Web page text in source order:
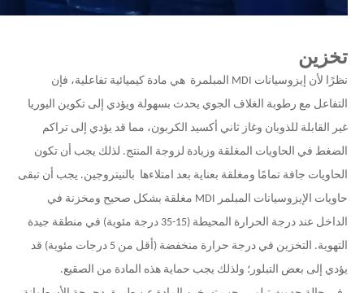
تخزين
نظرًا لأن إيزوسيانات MDI المبلمرة
هي مادة كيميائية تفاعلية، فإن
التفاعل مع رطوبة الغلاف الجوي يحدث بسهولة ويؤدي إلى تكوين اليوريا
غير القابلة للذوبان وغاز ثاني أكسيد الكربون، مما قد يؤدي إلى تراكم
الضغط في الحاويات المغلقة وزيادة لزوجة المنتج. لذلك يجب أن تكون
الحاويات جافة تمامًا ومغلقة بعناية بعد امتلاءها بالنيتروجين. يجب أن تبقى
حاويات الإيزوسيانات المبلمر MDI مغلقة بشكل صحيح ومخزنة في
الداخل عند درجة الحرارة المحيطة (15-35 درجة مئوية) في منطقة جيدة
التهوية. التخزين في درجة حرارة منخفضة (أقل من 5 درجات مئوية) قد
يؤدي إلى بعض التبلور؛ ولذلك يجب حماية هذه المادة من الصقيع.